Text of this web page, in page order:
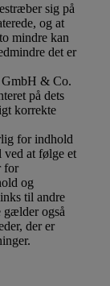
sig på
og at
mindre kan
det er
GmbH & Co.
på dets
korrekte
for indhold
ved at følge et
for
og
til andre
gælder også
der er